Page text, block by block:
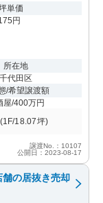
単価
円
所在地
千代田区
/希望譲渡額
屋/400万円
18.07坪)
譲渡No.：10107
公開日：2023-08-17
の居抜き売却